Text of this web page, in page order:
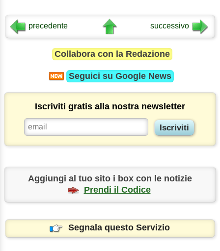
precedente successivo
Collabora con la Redazione
Seguici su Google News
Iscriviti gratis alla nostra newsletter
Aggiungi al tuo sito i box con le notizie
Prendi il Codice
Segnala questo Servizio